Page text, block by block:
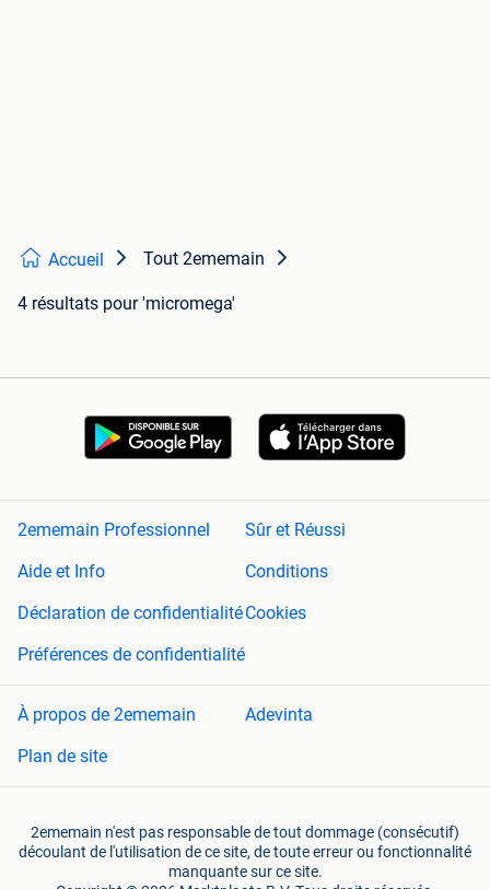
Accueil Tout 2ememain
4 résultats pour 'micromega'
2ememain Professionnel
Sûr et Réussi
Aide et Info
Conditions
Déclaration de confidentialitéCookies
Préférences de confidentialité
À propos de 2ememain
Adevinta
Plan de site
2ememain n'est pas responsable de tout dommage (consécutif)
découlant de l'utilisation de ce site, de toute erreur ou fonctionnalité
manquante sur ce site.